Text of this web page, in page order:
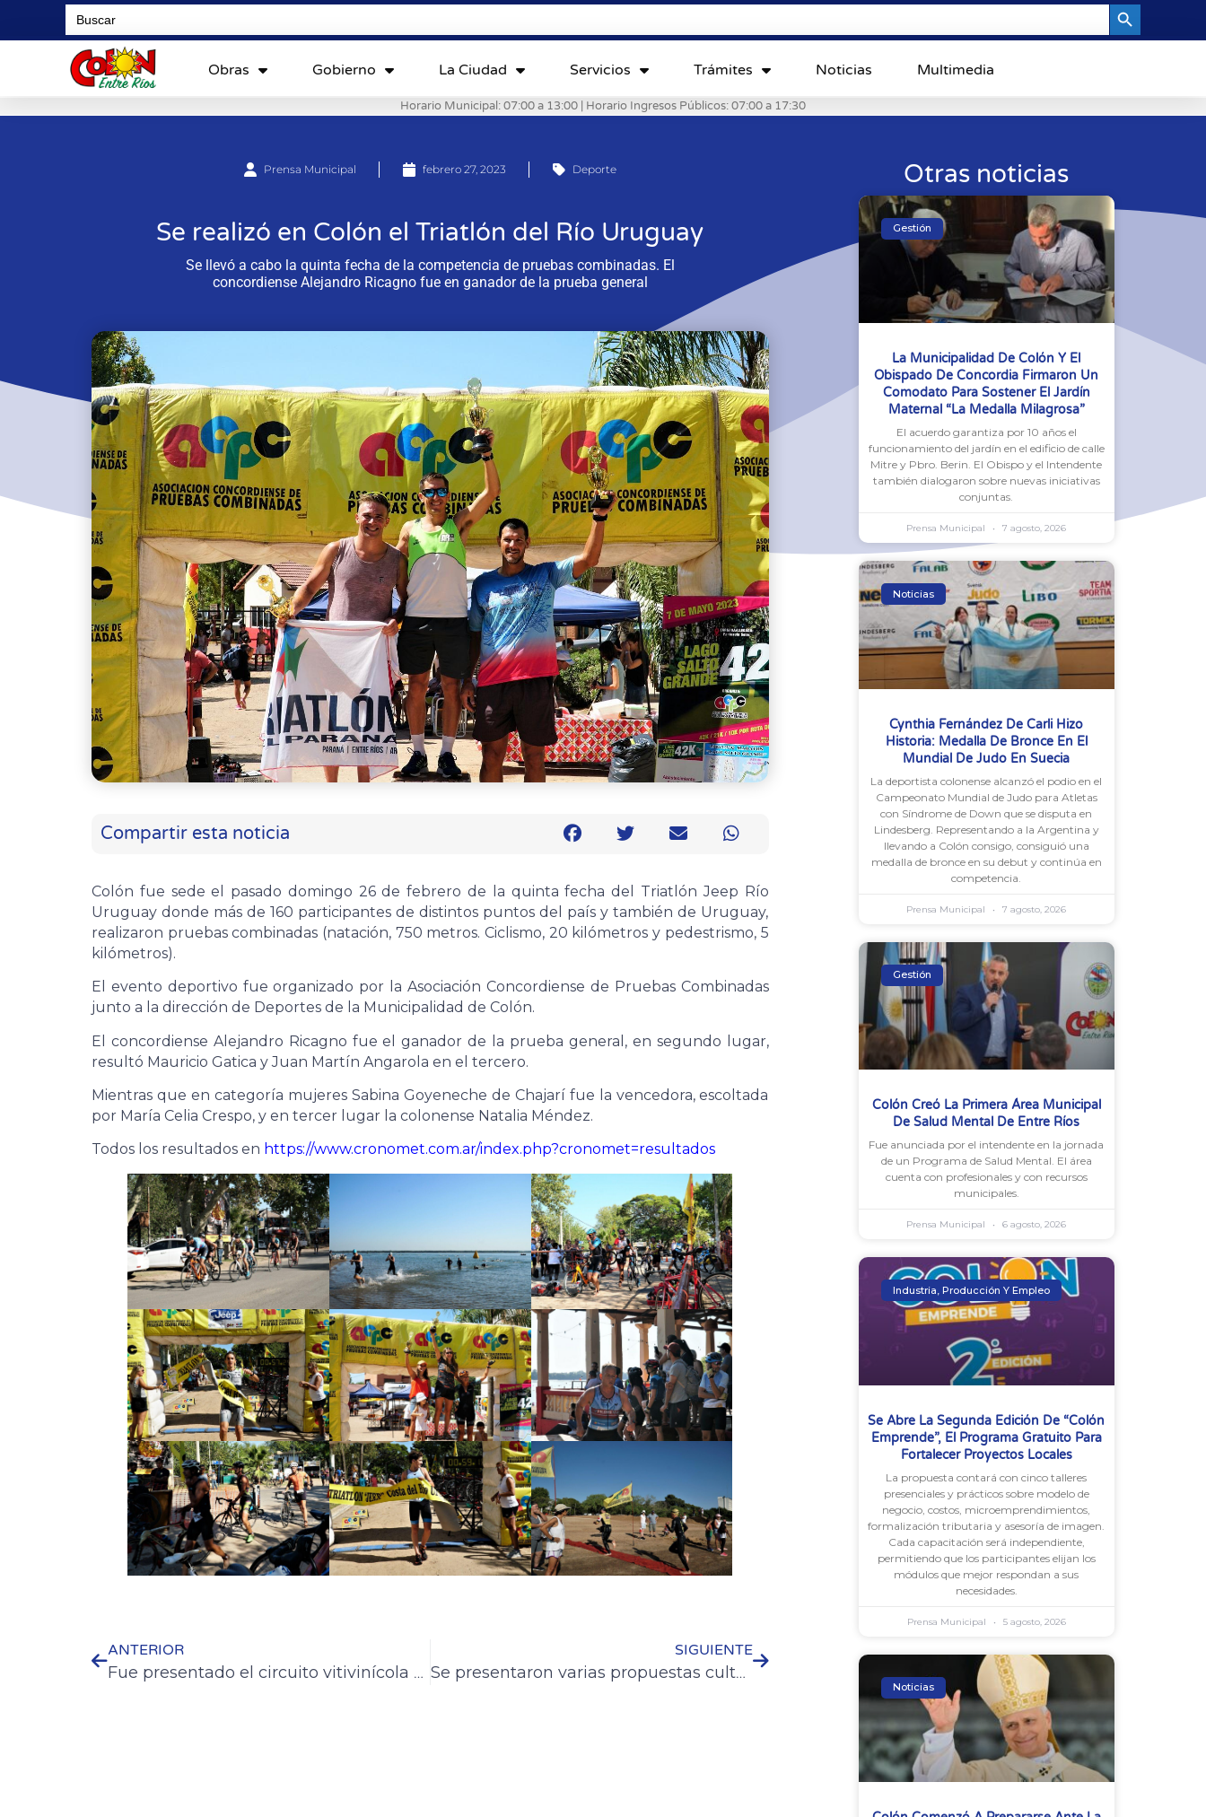
Search
for:
Obras Gobierno La Ciudad Servicios Trámites Noticias Multimedia
Horario Municipal: 07:00 a 13:00 | Horario Ingresos Públicos: 07:00 a 17:30
Prensa Municipal febrero 27, 2023 Deporte
Se realizó en Colón el Triatlón del Río Uruguay
Se llevó a cabo la quinta fecha de la competencia de pruebas combinadas. El
concordiense Alejandro Ricagno fue en ganador de la prueba general
Compartir esta noticia
Colón fue sede el pasado domingo 26 de febrero de la quinta fecha del Triatlón Jeep Río
Uruguay donde más de 160 participantes de distintos puntos del país y también de Uruguay,
realizaron pruebas combinadas (natación, 750 metros. Ciclismo, 20 kilómetros y pedestrismo, 5
kilómetros).
El evento deportivo fue organizado por la Asociación Concordiense de Pruebas Combinadas
junto a la dirección de Deportes de la Municipalidad de Colón.
El concordiense Alejandro Ricagno fue el ganador de la prueba general, en segundo lugar,
resultó Mauricio Gatica y Juan Martín Angarola en el tercero.
Mientras que en categoría mujeres Sabina Goyeneche de Chajarí fue la vencedora, escoltada
por María Celia Crespo, y en tercer lugar la colonense Natalia Méndez.
Todos los resultados en https://www.cronomet.com.ar/index.php?cronomet=resultados
ANTERIOR
Fue presentado el circuito vitivinícola de Colón y la cuarta edición de “Albores del Vino”
SIGUIENTE
Se presentaron varias propuestas culturales el fin de semana en Colón
Otras noticias
Gestión
La Municipalidad De Colón Y El
Obispado De Concordia Firmaron Un
Comodato Para Sostener El Jardín
Maternal “La Medalla Milagrosa”
El acuerdo garantiza por 10 años el
funcionamiento del jardín en el edificio de calle
Mitre y Pbro. Berin. El Obispo y el Intendente
también dialogaron sobre nuevas iniciativas
conjuntas.
Prensa Municipal 7 agosto, 2026
Noticias
Cynthia Fernández De Carli Hizo
Historia: Medalla De Bronce En El
Mundial De Judo En Suecia
La deportista colonense alcanzó el podio en el
Campeonato Mundial de Judo para Atletas
con Síndrome de Down que se disputa en
Lindesberg. Representando a la Argentina y
llevando a Colón consigo, consiguió una
medalla de bronce en su debut y continúa en
competencia.
Prensa Municipal 7 agosto, 2026
Gestión
Colón Creó La Primera Área Municipal
De Salud Mental De Entre Ríos
Fue anunciada por el intendente en la jornada
de un Programa de Salud Mental. El área
cuenta con profesionales y con recursos
municipales.
Prensa Municipal 6 agosto, 2026
Industria, Producción Y Empleo
Se Abre La Segunda Edición De “Colón
Emprende”, El Programa Gratuito Para
Fortalecer Proyectos Locales
La propuesta contará con cinco talleres
presenciales y prácticos sobre modelo de
negocio, costos, microemprendimientos,
formalización tributaria y asesoría de imagen.
Cada capacitación será independiente,
permitiendo que los participantes elijan los
módulos que mejor respondan a sus
necesidades.
Prensa Municipal 5 agosto, 2026
Noticias